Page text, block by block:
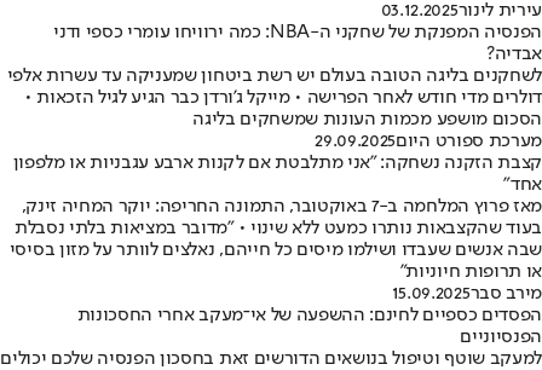
עירית לינור03.12.2025
הפנסיה המפנקת של שחקני ה-NBA: כמה ירוויחו עומרי כספי ודני
אבדיה?
לשחקנים בליגה הטובה בעולם יש רשת ביטחון שמעניקה עד עשרות אלפי
דולרים מדי חודש לאחר הפרישה • מייקל ג'ורדן כבר הגיע לגיל הזכאות •
הסכום מושפע מכמות העונות שמשחקים בליגה
מערכת ספורט היום29.09.2025
קצבת הזקנה נשחקה: "אני מתלבטת אם לקנות ארבע עגבניות או מלפפון
אחד"
מאז פרוץ המלחמה ב-7 באוקטובר, התמונה החריפה: יוקר המחיה זינק,
בעוד שהקצבאות נותרו כמעט ללא שינוי • "מדובר במציאות בלתי נסבלת
שבה אנשים שעבדו ושילמו מיסים כל חייהם, נאלצים לוותר על מזון בסיסי
או תרופות חיוניות"
מירב סבר15.09.2025
הפסדים כספיים לחינם: ההשפעה של אי־מעקב אחרי החסכונות
הפנסיוניים
למעקב שוטף וטיפול בנושאים הדורשים זאת בחסכון הפנסיה שלכם יכולים